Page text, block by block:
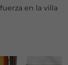
en la villa